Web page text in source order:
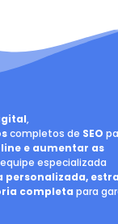
,
completos de SEO
e aumentar as
especializada
completa para